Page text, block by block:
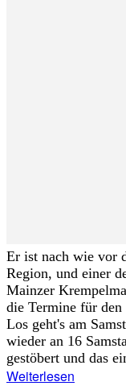
Er ist nach wie vor
Region, und einer
Mainzer
die Termine für den
Los geht's am
wieder an 16
gestöbert und das
Weiterlesen